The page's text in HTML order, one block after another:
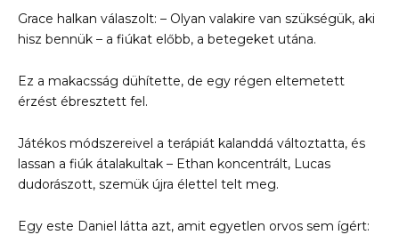
Grace halkan válaszolt: – Olyan valakire van szükségük, aki
hisz bennük – a fiúkat előbb, a betegeket utána.
Ez a makacsság dühítette, de egy régen eltemetett
érzést ébresztett fel.
Játékos módszereivel a terápiát kalanddá változtatta, és
lassan a fiúk átalakultak – Ethan koncentrált, Lucas
dudorászott, szemük újra élettel telt meg.
Egy este Daniel látta azt, amit egyetlen orvos sem ígért: